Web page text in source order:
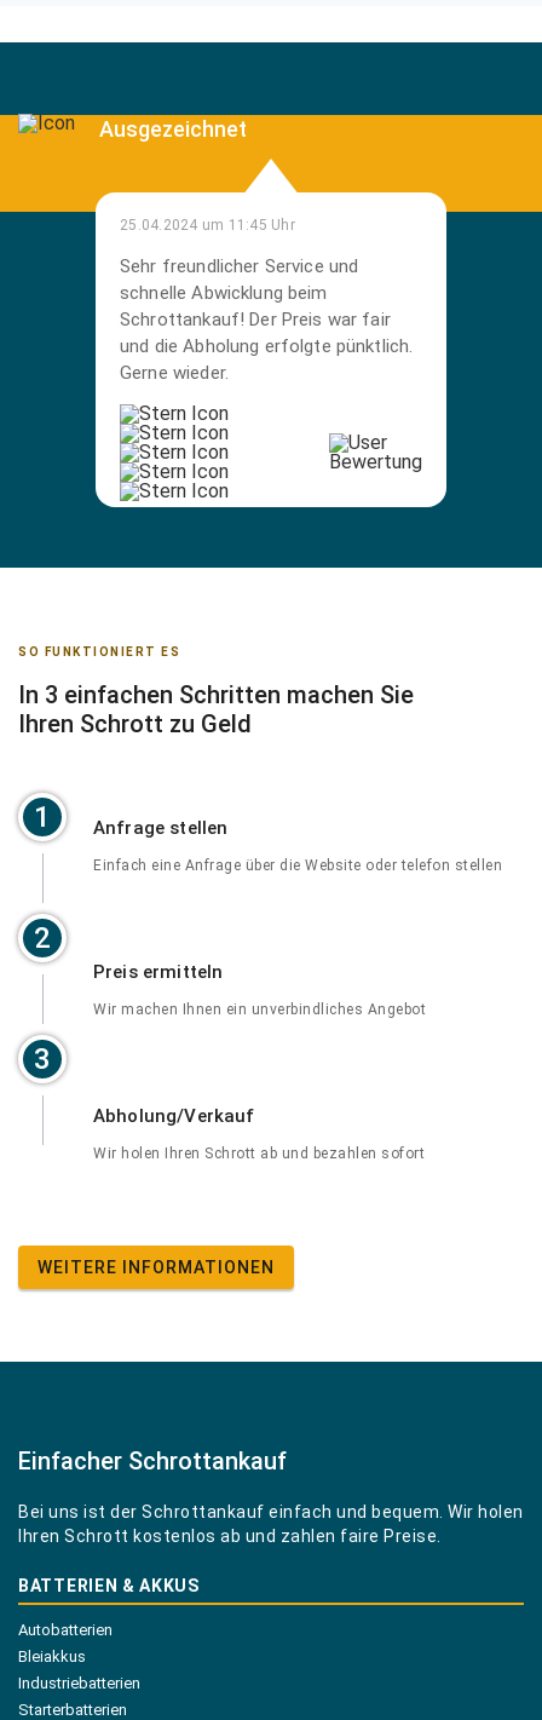
Ausgezeichnet
25.04.2024 um 11:45 Uhr
Sehr freundlicher Service und
schnelle Abwicklung beim
Schrottankauf! Der Preis war fair
und die Abholung erfolgte pünktlich.
Gerne wieder.
SO FUNKTIONIERT ES
In 3 einfachen Schritten machen Sie
Ihren Schrott zu Geld
1
2
3
Anfrage stellen
Einfach eine Anfrage über die Website oder telefon stellen
Preis ermitteln
Wir machen Ihnen ein unverbindliches Angebot
Abholung/Verkauf
Wir holen Ihren Schrott ab und bezahlen sofort
WEITERE INFORMATIONEN
Einfacher Schrottankauf
Bei uns ist der Schrottankauf einfach und bequem. Wir holen
Ihren Schrott kostenlos ab und zahlen faire Preise.
BATTERIEN & AKKUS
Autobatterien
Bleiakkus
Industriebatterien
Starterbatterien